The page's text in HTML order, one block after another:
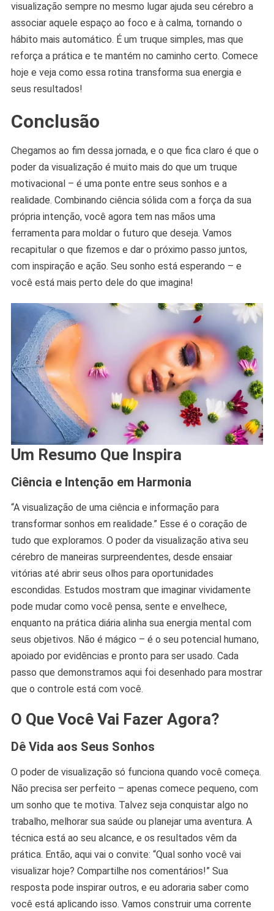
visualização sempre no mesmo lugar ajuda seu cérebro a
associar aquele espaço ao foco e à calma, tornando o
hábito mais automático. É um truque simples, mas que
reforça a prática e te mantém no caminho certo. Comece
hoje e veja como essa rotina transforma sua energia e
seus resultados!
Conclusão
Chegamos ao fim dessa jornada, e o que fica claro é que o
poder da visualização é muito mais do que um truque
motivacional – é uma ponte entre seus sonhos e a
realidade. Combinando ciência sólida com a força da sua
própria intenção, você agora tem nas mãos uma
ferramenta para moldar o futuro que deseja. Vamos
recapitular o que fizemos e dar o próximo passo juntos,
com inspiração e ação. Seu sonho está esperando – e
você está mais perto dele do que imagina!
Um Resumo Que Inspira
Ciência e Intenção em Harmonia
“A visualização de uma ciência e informação para
transformar sonhos em realidade.” Esse é o coração de
tudo que exploramos. O poder da visualização ativa seu
cérebro de maneiras surpreendentes, desde ensaiar
vitórias até abrir seus olhos para oportunidades
escondidas. Estudos mostram que imaginar vividamente
pode mudar como você pensa, sente e envelhece,
enquanto na prática diária alinha sua energia mental com
seus objetivos. Não é mágico – é o seu potencial humano,
apoiado por evidências e pronto para ser usado. Cada
passo que demonstramos aqui foi desenhado para mostrar
que o controle está com você.
O Que Você Vai Fazer Agora?
Dê Vida aos Seus Sonhos
O poder de visualização só funciona quando você começa.
Não precisa ser perfeito – apenas comece pequeno, com
um sonho que te motiva. Talvez seja conquistar algo no
trabalho, melhorar sua saúde ou planejar uma aventura. A
técnica está ao seu alcance, e os resultados vêm da
prática. Então, aqui vai o convite: “Qual sonho você vai
visualizar hoje? Compartilhe nos comentários!” Sua
resposta pode inspirar outros, e eu adoraria saber como
você está aplicando isso. Vamos construir uma corrente